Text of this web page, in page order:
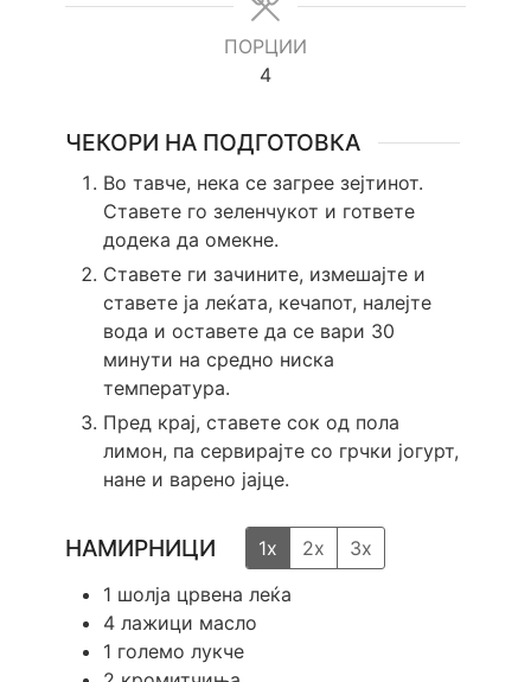
ПОРЦИИ
4
ЧЕКОРИ НА ПОДГОТОВКА
Во тавче, нека се загрее зејтинот.
Ставете го зеленчукот и гответе
додека да омекне.
Ставете ги зачините, измешајте и
ставете ја леќата, кечапот, налејте
вода и оставете да се вари 30
минути на средно ниска
температура.
Пред крај, ставете сок од пола
лимон, па сервирајте со грчки јогурт,
нане и варено јајце.
НАМИРНИЦИ 1x 2x
3x
1 шолја црвена леќа
4 лажици масло
1 големо лукче